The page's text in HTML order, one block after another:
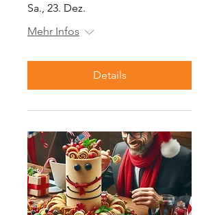
Sa., 23. Dez.
Mehr Infos
Details